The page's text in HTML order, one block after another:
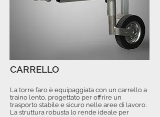
La torre faro è equipaggiata con un carrello a
traino lento, progettato per offrire un
trasporto stabile e sicuro nelle aree di lavoro.
La struttura robusta lo rende ideale per
CARRELLO